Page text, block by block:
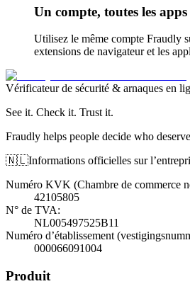
Un compte, toutes les apps
Utilisez le même compte Fraudly
extensions de navigateur et les
Vérificateur de sécurité & arnaques en
See it. Check it. Trust it.
Fraudly helps people decide who
🇳🇱Informations officielles sur
Numéro KVK (Chambre de commerce
42105805
N° de TVA:
NL005497525B11
Numéro d’établissement
000066091004
Produit